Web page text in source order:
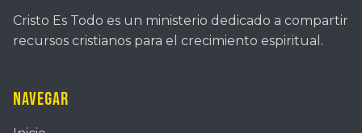
Cristo Es Todo es un ministerio dedicado a compartir
recursos cristianos para el crecimiento espiritual.
Navegar